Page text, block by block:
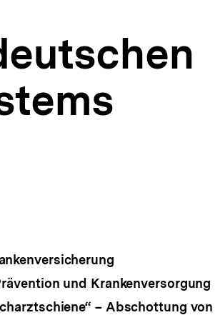
und Krankenversorgung
– Abschottung von